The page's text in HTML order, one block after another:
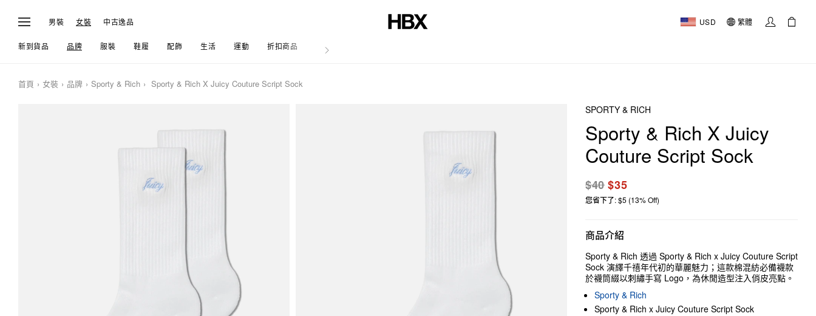
男裝 女裝 中古逸品 USD 繁體
新到貨品 品牌 服裝 鞋履 配飾 生活 運動 折扣商品 文章
首頁 女裝 品牌 Sporty & Rich Sporty & Rich X Juicy Couture Script Sock
SPORTY & RICH
Sporty & Rich X Juicy
Couture Script Sock
$40$35
您省下了: $5 (13% Off)
商品介紹
Sporty & Rich 透過 Sporty & Rich x Juicy Couture Script
Sock 演繹千禧年代初的華麗魅力；這款棉混紡必備襪款
於襪筒綴以刺繡手寫 Logo，為休閒造型注入俏皮亮點。
Sporty & Rich
Sporty & Rich x Juicy Couture Script Sock